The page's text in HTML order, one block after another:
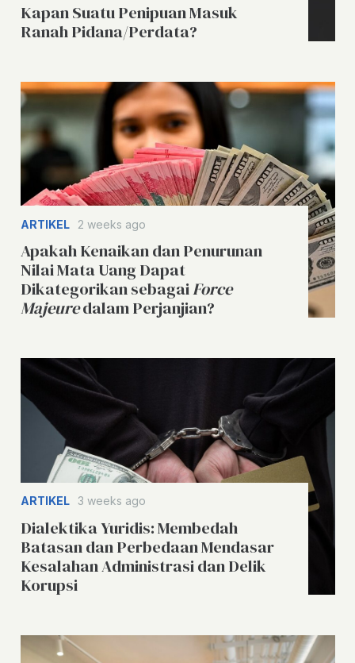
Kapan Suatu Penipuan Masuk
Ranah Pidana/Perdata?
ARTIKEL 2 weeks ago
Apakah Kenaikan dan Penurunan
Nilai Mata Uang Dapat
Dikategorikan sebagaiForce
Majeuredalam Perjanjian?
ARTIKEL 3 weeks ago
Dialektika Yuridis: Membedah
Batasan dan Perbedaan Mendasar
Kesalahan Administrasi dan Delik
Korupsi